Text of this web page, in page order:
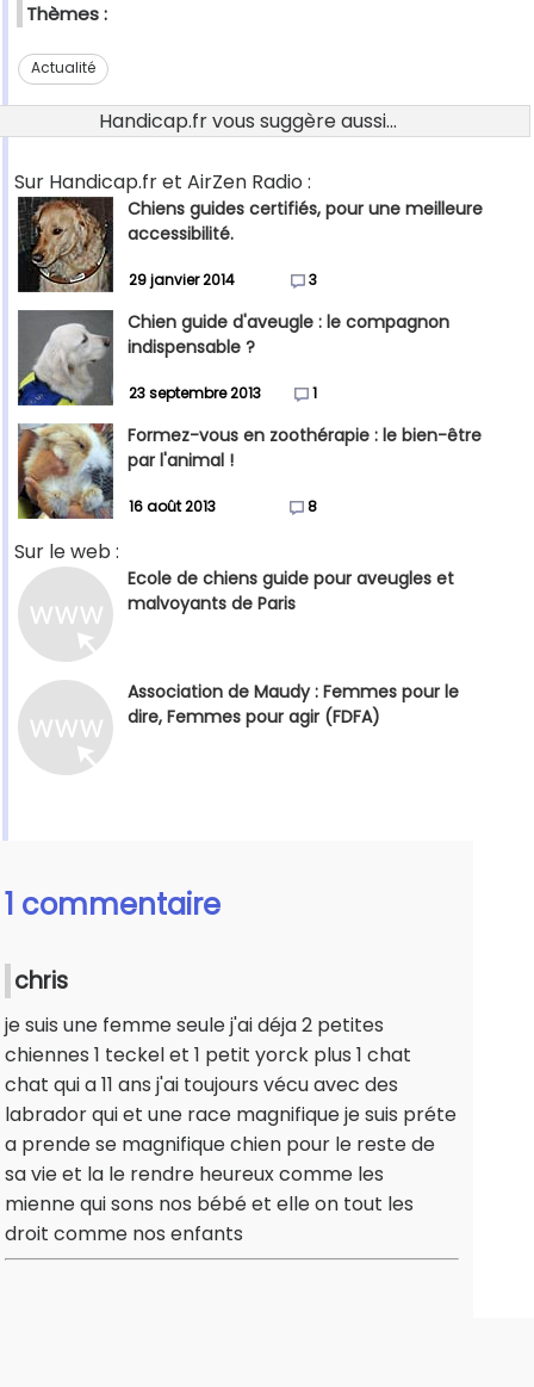
Thèmes :
Actualité
Handicap.fr vous suggère aussi...
Sur Handicap.fr et AirZen Radio :
Chiens guides certifiés, pour une meilleure
accessibilité.
29 janvier 2014 3
Chien guide d'aveugle : le compagnon
indispensable ?
23 septembre 2013 1
Formez-vous en zoothérapie : le bien-être
par l'animal !
16 août 2013 8
Sur le web :
Ecole de chiens guide pour aveugles et
malvoyants de Paris
Association de Maudy : Femmes pour le
dire, Femmes pour agir (FDFA)
1 commentaire
chris
je suis une femme seule j'ai déja 2 petites
chiennes 1 teckel et 1 petit yorck plus 1 chat
chat qui a 11 ans j'ai toujours vécu avec des
labrador qui et une race magnifique je suis préte
a prende se magnifique chien pour le reste de
sa vie et la le rendre heureux comme les
mienne qui sons nos bébé et elle on tout les
droit comme nos enfants